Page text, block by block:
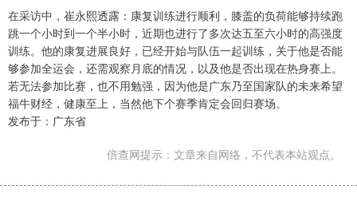
在采访中，崔永熙透露：康复训练进行顺利，膝盖的负荷能够持续跑
跳一个小时到一个半小时，近期也进行了多次达五至六小时的高强度
训练。他的康复进展良好，已经开始与队伍一起训练，关于他是否能
够参加全运会，还需观察月底的情况，以及他是否出现在热身赛上。
若无法参加比赛，也不用勉强，因为他是广东乃至国家队的未来希望
福牛财经，健康至上，当然他下个赛季肯定会回归赛场。
发布于：广东省
倍查网提示：文章来自网络，不代表本站观点。